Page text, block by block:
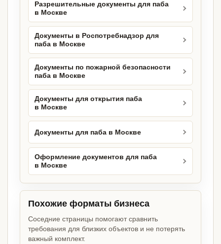
Разрешительные документы для паба
в Москве
Документы в Роспотребнадзор для
паба в Москве
Документы по пожарной безопасности
паба в Москве
Документы для открытия паба
в Москве
Документы для паба в Москве
Оформление документов для паба
в Москве
Похожие форматы бизнеса
Соседние страницы помогают сравнить
требования для близких объектов и не потерять
важный комплект.